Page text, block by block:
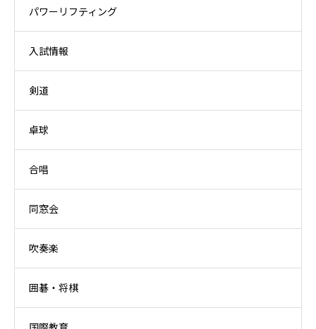
パワーリフティング
入試情報
剣道
卓球
合唱
同窓会
吹奏楽
囲碁・将棋